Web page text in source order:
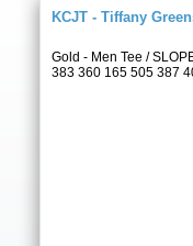
KCJT - Tiffany
Gold - Men Tee /
383 360 165 505 387